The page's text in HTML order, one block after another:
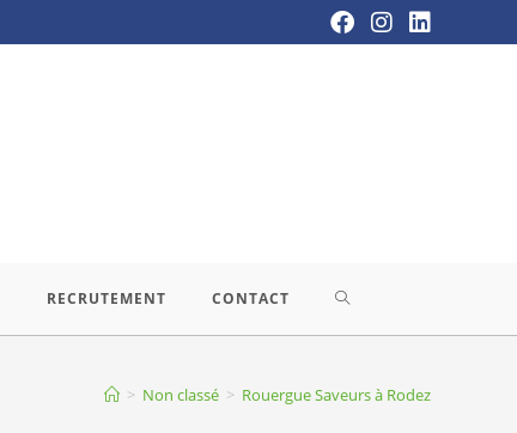
RECRUTEMENT CONTACT
> Non classé > Rouergue Saveurs à Rodez